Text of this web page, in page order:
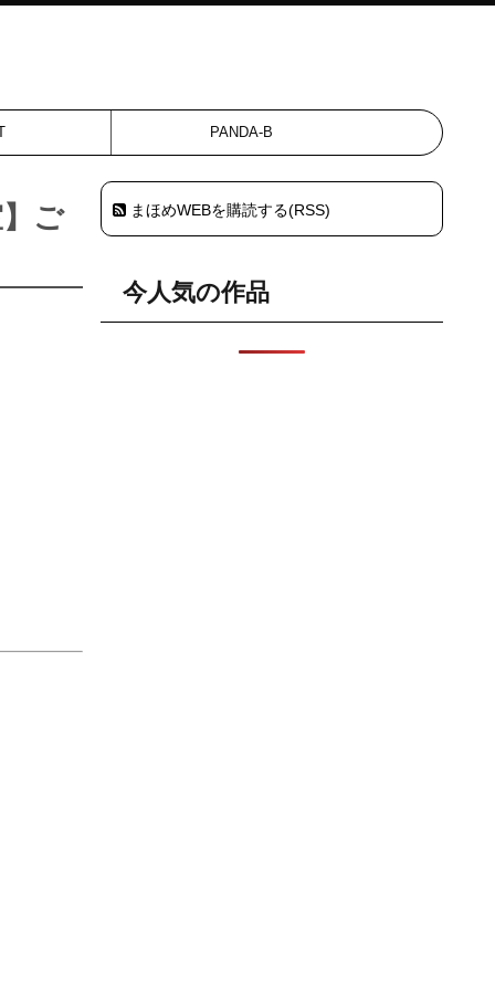
PANDA-B
ご まほめWEBを購読する(RSS)
今人気の作品